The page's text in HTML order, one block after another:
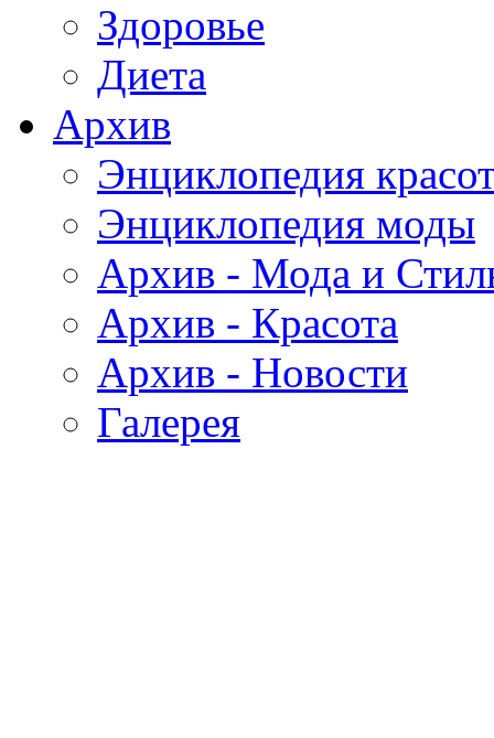
Здоровье
Диета
Архив
Энциклопедия
Энциклопедия моды
Архив - Мода и
Архив - Красота
Архив - Новости
Галерея